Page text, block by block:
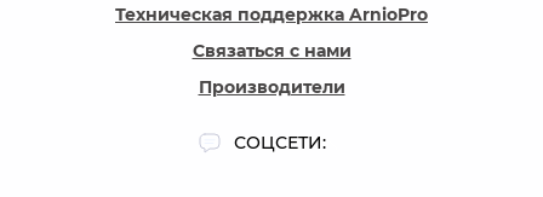
Техническая поддержка ArnioPro
Связаться с нами
Производители
СОЦСЕТИ: